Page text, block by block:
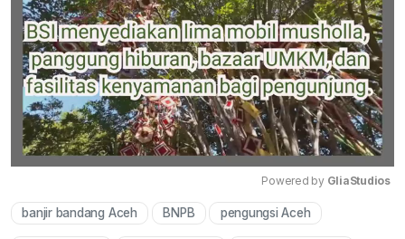
Powered by GliaStudios
banjir bandang Aceh BNPB pengungsi Aceh